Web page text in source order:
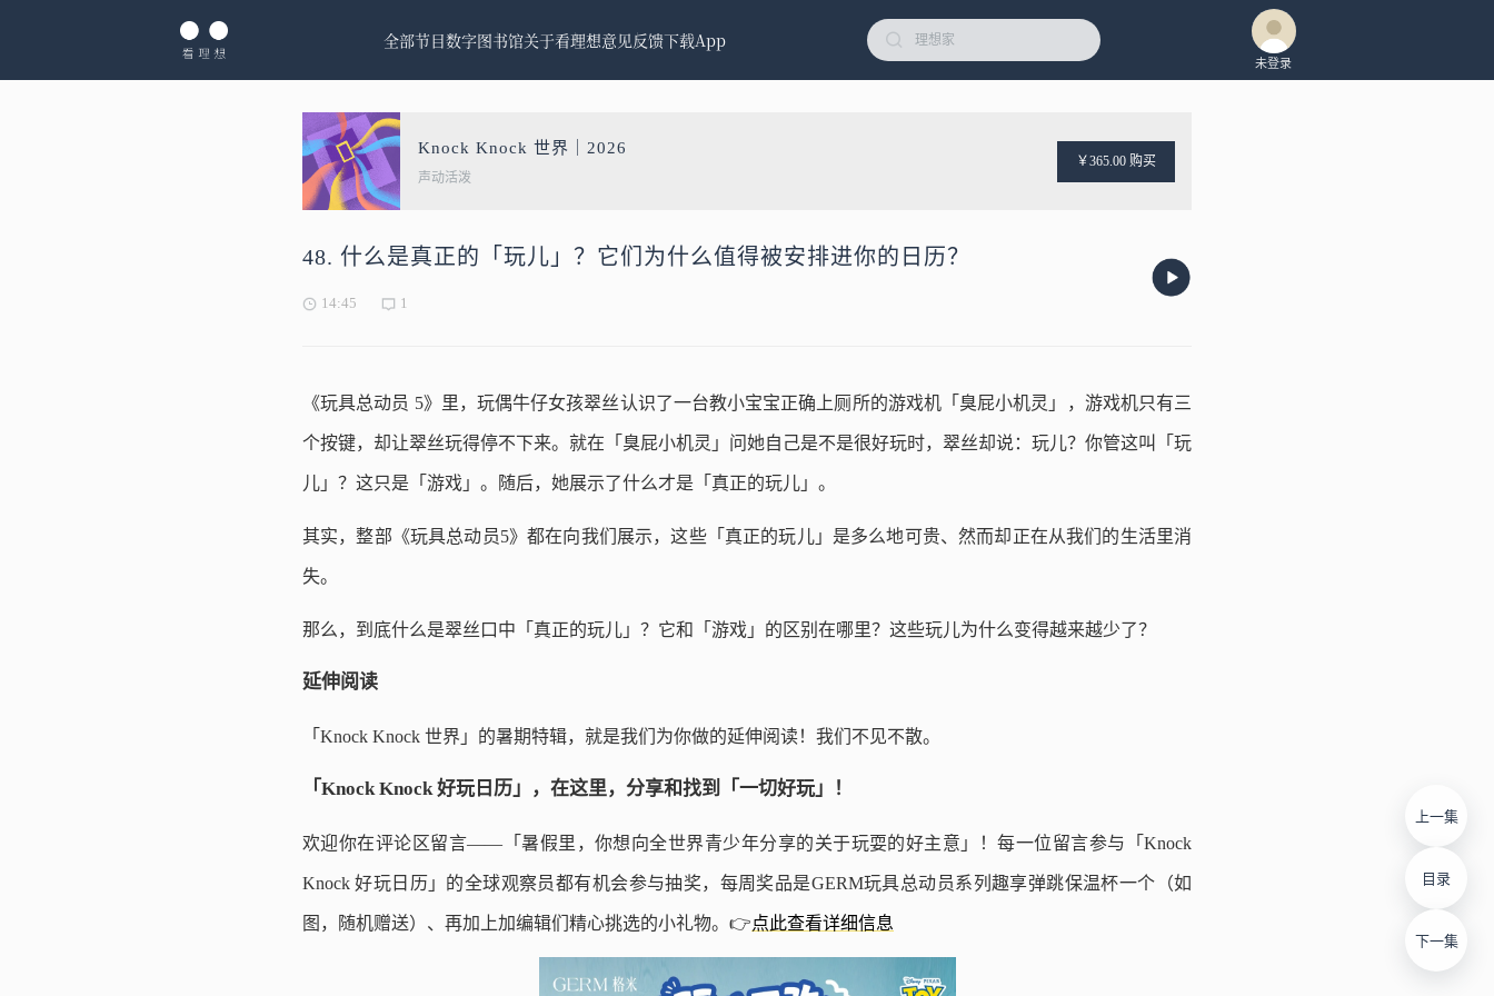
全部节目数字图书馆关于看理想意见反馈下载App
未登录
Knock Knock 世界｜2026
声动活泼
￥365.00 购买
48. 什么是真正的「玩儿」？它们为什么值得被安排进你的日历？
14:45 1
上一集
目录
下一集
《玩具总动员 5》里，玩偶牛仔女孩翠丝认识了一台教小宝宝正确上厕所的游戏机「臭屁小机灵」，游戏机只有三
个按键，却让翠丝玩得停不下来。就在「臭屁小机灵」问她自己是不是很好玩时，翠丝却说：玩儿？你管这叫「玩
儿」？这只是「游戏」。随后，她展示了什么才是「真正的玩儿」。
其实，整部《玩具总动员5》都在向我们展示，这些「真正的玩儿」是多么地可贵、然而却正在从我们的生活里消
失。
那么，到底什么是翠丝口中「真正的玩儿」？它和「游戏」的区别在哪里？这些玩儿为什么变得越来越少了？
延伸阅读
「Knock Knock 世界」的暑期特辑，就是我们为你做的延伸阅读！我们不见不散。
「Knock Knock 好玩日历」，在这里，分享和找到「一切好玩」！
欢迎你在评论区留言——「暑假里，你想向全世界青少年分享的关于玩耍的好主意」！每一位留言参与「Knock
Knock 好玩日历」的全球观察员都有机会参与抽奖，每周奖品是GERM玩具总动员系列趣享弹跳保温杯一个（如
图，随机赠送）、再加上加编辑们精心挑选的小礼物。👉点此查看详细信息